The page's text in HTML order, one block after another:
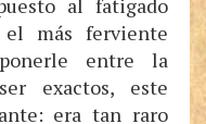
al fatigado
más ferviente
entre la
exactos, este
era tan raro